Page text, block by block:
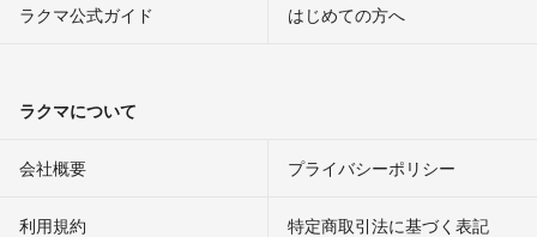
ラクマ公式ガイド はじめての方へ
ラクマについて
会社概要 プライバシーポリシー
利用規約 特定商取引法に基づく表記